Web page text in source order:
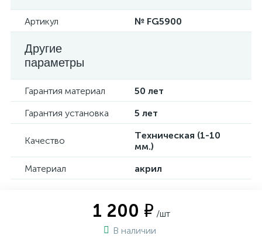
Артикул № FG5900
Другие
параметры
Гарантия материал 50 лет
Гарантия установка 5 лет
Качество
Техническая (1-10
мм.)
Материал акрил
1 200 ₽ /шт
В наличии